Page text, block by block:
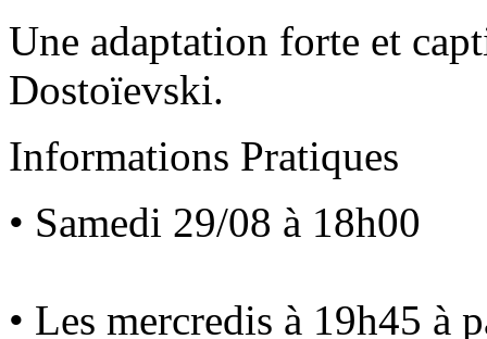
Une adaptation forte et
Dostoïevski.
Informations Pratiques
• Samedi 29/08 à 18h00
• Les mercredis à 19h45 à